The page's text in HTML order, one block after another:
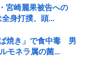
宮崎麗果被告への
身打撲、頭...
ば焼き」で食中毒 男
モネラ属の菌...